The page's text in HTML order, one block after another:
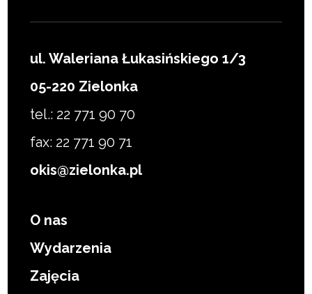
ul. Waleriana Łukasińskiego 1/3
05-220 Zielonka
tel.: 22 771 90 70
fax: 22 771 90 71
okis@zielonka.pl
O nas
Wydarzenia
Zajęcia